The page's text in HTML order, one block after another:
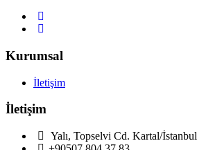
Kurumsal
İletişim
İletişim
Yalı, Topselvi Cd. Kartal/İstanbul